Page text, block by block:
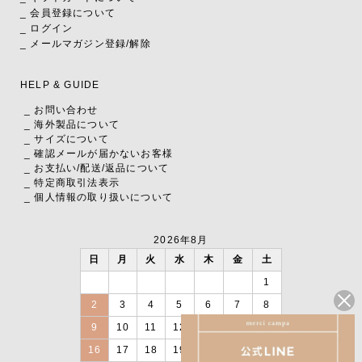
_ 会員登録について
_ ログイン
_ メールマガジン登録/解除
HELP & GUIDE
_ お問い合わせ
_ 海外製品について
_ サイズについて
_ 確認メールが届かないお客様
_ お支払い/配送/返品について
_ 特定商取引法表示
_ 個人情報の取り扱いについて
2026年8月
日
月 火 水 木 金
土
1
2
3 4 5 6 7
8
9
10 11 12
15
16
17 18 19 21 22